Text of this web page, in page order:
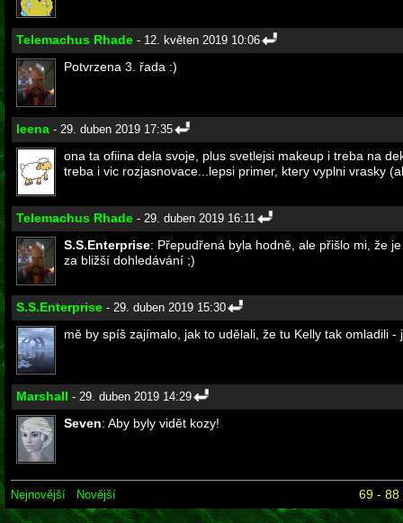
Telemachus Rhade - 12. květen 2019 10:06
Potvrzena 3. řada :)
leena - 29. duben 2019 17:35
ona ta ofiina dela svoje, plus svetlejsi makeup i treba na
treba i vic rozjasnovace...lepsi primer, ktery vyplni vrasky
Telemachus Rhade - 29. duben 2019 16:11
S.S.Enterprise: Přepudřená byla hodně, ale přišlo mi, že
za bližší dohledávání ;)
S.S.Enterprise - 29. duben 2019 15:30
mě by spíš zajímalo, jak to udělali, že tu Kelly tak omladili
Marshall - 29. duben 2019 14:29
Seven: Aby byly vidět kozy!
Nejnovější Novější 69 - 88